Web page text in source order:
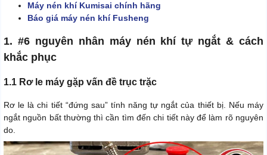
Máy nén khí Kumisai chính hãng
Báo giá máy nén khí Fusheng
1. #6 nguyên nhân máy nén khí tự ngắt & cách
khắc phục
1.1 Rơ le máy gặp vấn đề trục trặc
Rơ le là chi tiết “đứng sau” tính năng tự ngắt của thiết bị. Nếu máy
ngắt nguồn bất thường thì cần tìm đến chi tiết này để làm rõ nguyên
do.